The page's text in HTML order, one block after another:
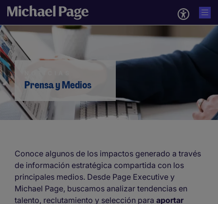
Prensa y Medios
Conoce algunos de los impactos generado a través
de información estratégica compartida con los
principales medios. Desde Page Executive y
Michael Page, buscamos analizar tendencias en
talento, reclutamiento y selección para aportar